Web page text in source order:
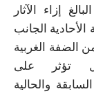
إزاء الآثار
الأحادية الجانب
الضفة الغربية
تؤثر على
والحالية